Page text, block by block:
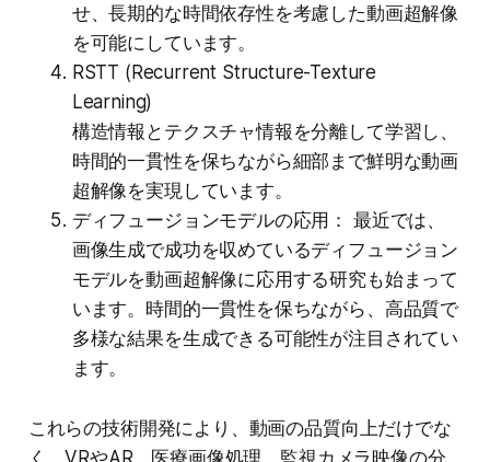
せ、長期的な時間依存性を考慮した動画超解像
を可能にしています。
RSTT (Recurrent Structure-Texture
Learning)
構造情報とテクスチャ情報を分離して学習し、
時間的一貫性を保ちながら細部まで鮮明な動画
超解像を実現しています。
ディフュージョンモデルの応用： 最近では、
画像生成で成功を収めているディフュージョン
モデルを動画超解像に応用する研究も始まって
います。時間的一貫性を保ちながら、高品質で
多様な結果を生成できる可能性が注目されてい
ます。
これらの技術開発により、動画の品質向上だけでな
く、VRやAR、医療画像処理、監視カメラ映像の分